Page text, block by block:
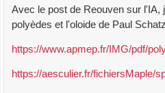
Avec le post de Reouven sur l'IA,
polyèdes et l'oloide de Paul
https://www.apmep.fr/IMG/pdf/
https://aesculier.fr/fichiersMaple/